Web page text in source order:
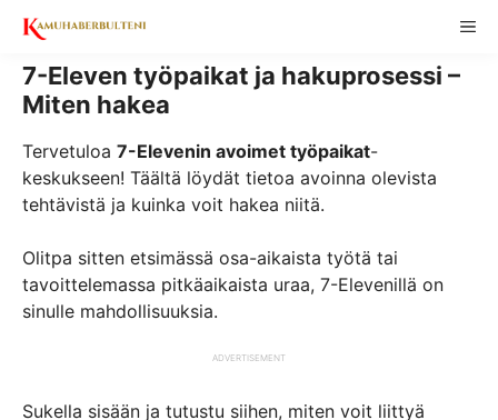
Skip
content
7-Eleven työpaikat ja hakuprosessi –
Miten hakea
Tervetuloa 7-Elevenin avoimet työpaikat-
keskukseen! Täältä löydät tietoa avoinna olevista
tehtävistä ja kuinka voit hakea niitä.
Olitpa sitten etsimässä osa-aikaista työtä tai
tavoittelemassa pitkäaikaista uraa, 7-Elevenillä on
sinulle mahdollisuuksia.
ADVERTISEMENT
Sukella sisään ja tutustu siihen, miten voit liittyä